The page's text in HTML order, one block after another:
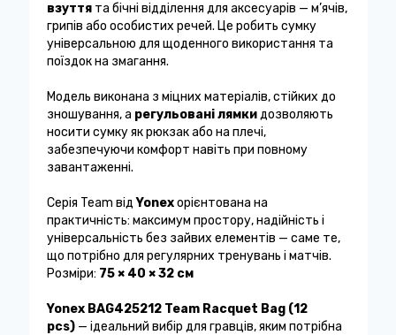
взуттята бічні відділення для аксесуарів — м’ячів,
грипів або особистих речей. Це робить сумку
універсальною для щоденного використання та
поїздок на змагання.
Модель виконана з міцних матеріалів, стійких до
зношування, а регульовані лямкидозволяють
носити сумку як рюкзак або на плечі,
забезпечуючи комфорт навіть при повному
завантаженні.
Серія Team відYonexорієнтована на
практичність: максимум простору, надійність і
універсальність без зайвих елементів — саме те,
що потрібно для регулярних тренувань і матчів.
Розміри: 75 × 40 × 32 см
Yonex BAG425212 Team Racquet Bag (12
pcs) — ідеальний вибір для гравців, яким потрібна